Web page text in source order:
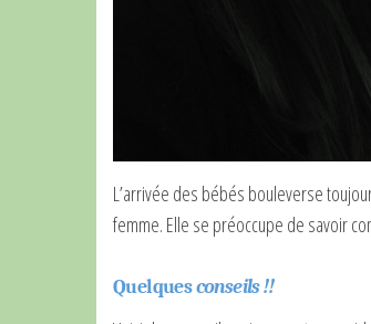
L’arrivée des bébés bouleverse
femme. Elle se préoccupe de savoir
Quelquesconseils!!